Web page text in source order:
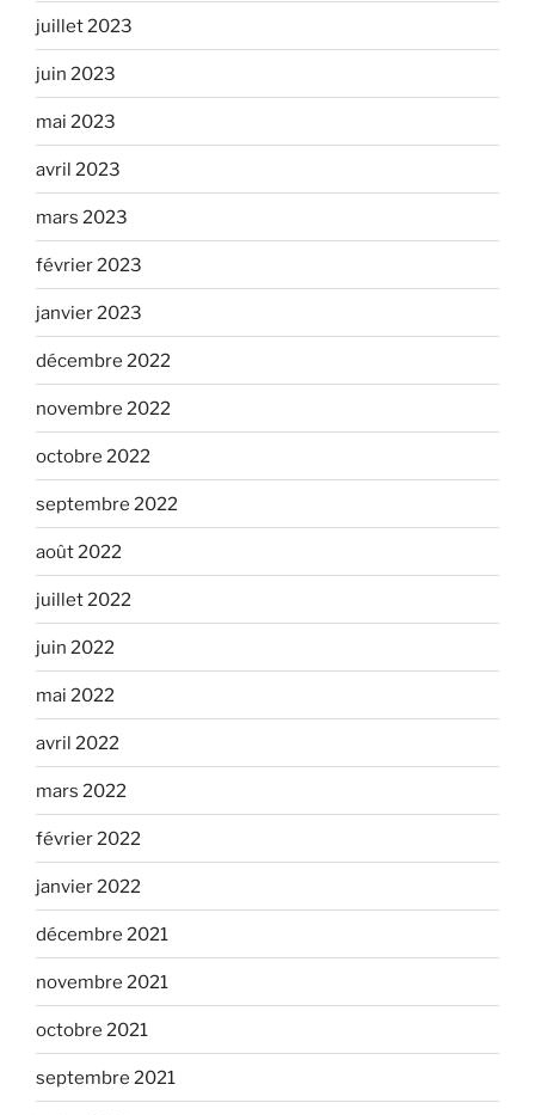
juillet 2023
juin 2023
mai 2023
avril 2023
mars 2023
février 2023
janvier 2023
décembre 2022
novembre 2022
octobre 2022
septembre 2022
août 2022
juillet 2022
juin 2022
mai 2022
avril 2022
mars 2022
février 2022
janvier 2022
décembre 2021
novembre 2021
octobre 2021
septembre 2021